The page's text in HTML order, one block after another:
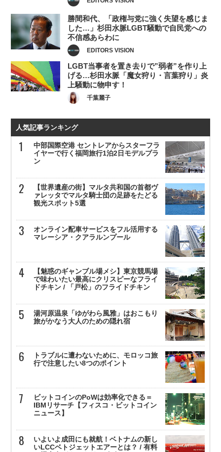
勝間和代、「政権与党に強く失望を感じま
した…」杉田水脈LGBT騒動で自民党への
不信感あらわに
EDITORS VISION
LGBT当事者を置き去りで”弱者”を作り上
げる…杉田水脈「魔女狩り・言葉狩り」炎
上騒動に物申す！
千葉麗子
人気記事ランキング
中部国際空港 セントレアからスターフラ
イヤーで行く福岡旅行1泊2日モデルプラ
ン
【世界遺産の街】マルタ共和国の首都ヴ
ァレッタでマルタ騎士団の足跡をたどる
観光スポット5選
オンライン配車サービスをフル活用する
マレーシア・クアラルンプール
【魅惑のギャンブル場メシ】東京競馬場
で味わいたい最高にクリスピーなフライ
ドチキン / 「戸松」のフライドチキン
湯河原温泉「ゆがわら風雅」はおこもり
旅がかなう大人のための隠れ宿
トラブルに遭わないために、モロッコ旅
行で注意したい8つのポイント
ビットコインのPoWは効率化できる＝
IBMリサーチ【フィスコ・ビットコイン
ニュース】
いよいよ成田にも就航！ベトナムの新し
いLCCベトジェットエアーとは？ / 有料